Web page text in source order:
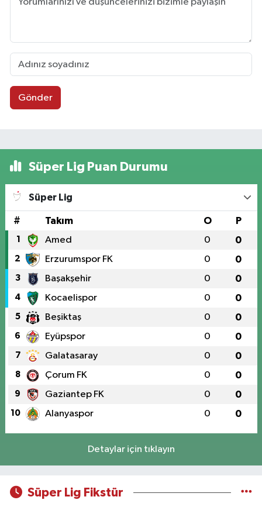
Gönder
Süper Lig Puan Durumu
Süper Lig
# Takım O P
1 Amed 0 0
2 Erzurumspor FK 0 0
3 Başakşehir 0 0
4 Kocaelispor 0 0
5 Beşiktaş 0 0
6 Eyüpspor 0 0
7 Galatasaray 0 0
8 Çorum FK 0 0
9 Gaziantep FK 0 0
10 Alanyaspor 0 0
Detaylar için tıklayın
Süper Lig Fikstür